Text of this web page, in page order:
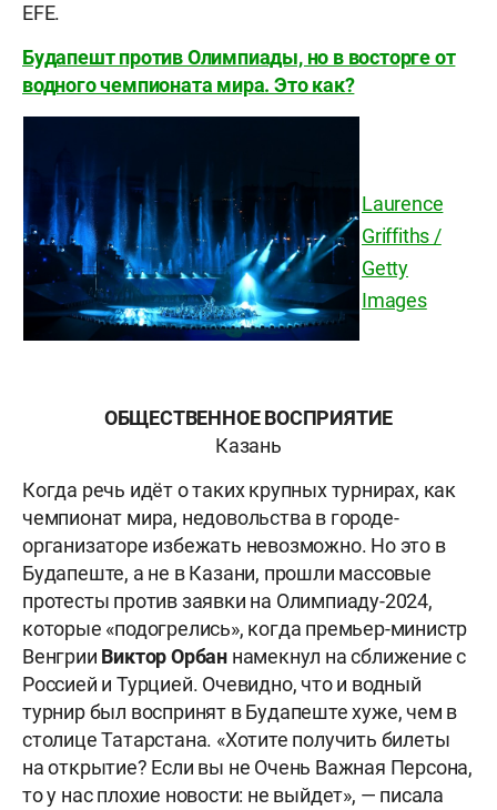
EFE.
Будапешт против Олимпиады, но в восторге от
водного чемпионата мира. Это как?
Laurence
Griffiths /
Getty
Images
ОБЩЕСТВЕННОЕ ВОСПРИЯТИЕ
Казань
Когда речь идёт о таких крупных турнирах, как
чемпионат мира, недовольства в городе-
организаторе избежать невозможно. Но это в
Будапеште, а не в Казани, прошли массовые
протесты против заявки на Олимпиаду-2024,
которые «подогрелись», когда премьер-министр
Венгрии Виктор Орбан намекнул на сближение с
Россией и Турцией. Очевидно, что и водный
турнир был воспринят в Будапеште хуже, чем в
столице Татарстана. «Хотите получить билеты
на открытие? Если вы не Очень Важная Персона,
то у нас плохие новости: не выйдет», — писала